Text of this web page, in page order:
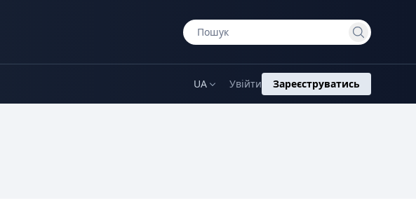
UA Увійти Зареєструватись